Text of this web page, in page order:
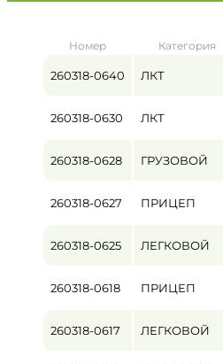
от
Цена
Номер Категория
260318-0640 ЛКТ
260318-0630 ЛКТ
260318-0628 ГРУЗОВОЙ
260318-0627 ПРИЦЕП
260318-0625 ЛЕГКОВОЙ
260318-0618 ПРИЦЕП
260318-0617 ЛЕГКОВОЙ